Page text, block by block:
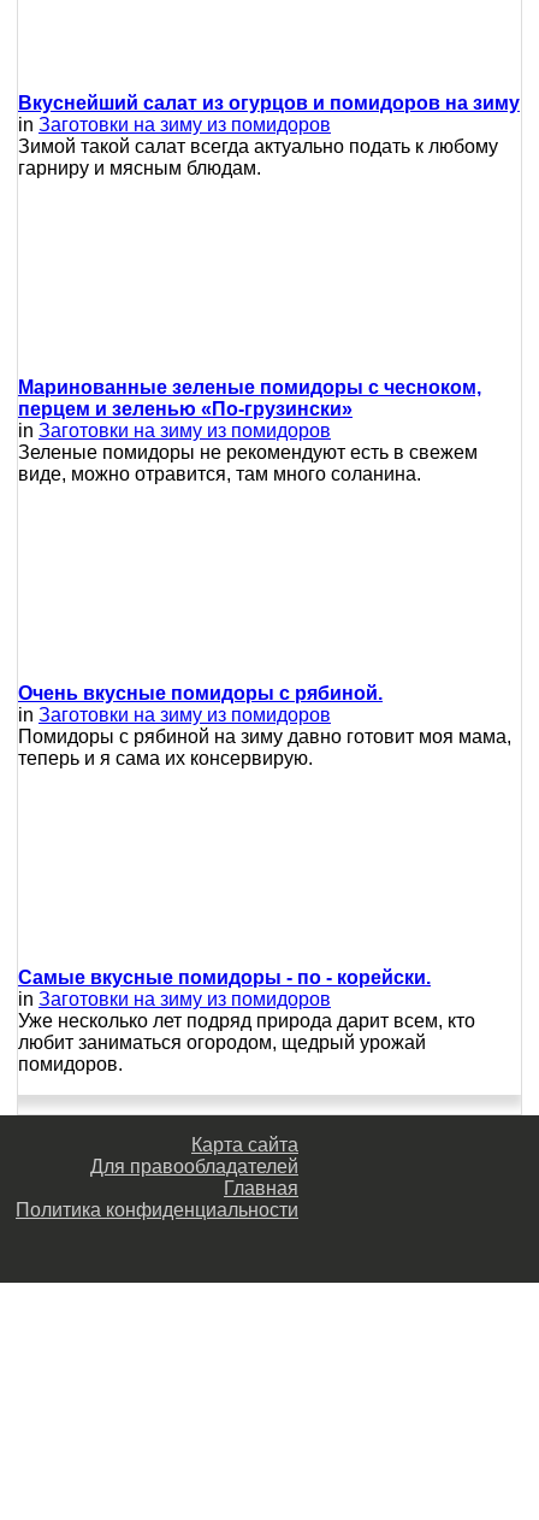
Вкуснейший салат из огурцов и помидоров на зиму
in Заготовки на зиму из помидоров
Зимой такой салат всегда актуально подать к любому
гарниру и мясным блюдам.
Маринованные зеленые помидоры с чесноком,
перцем и зеленью «По-грузински»
in Заготовки на зиму из помидоров
Зеленые помидоры не рекомендуют есть в свежем
виде, можно отравится, там много соланина.
Очень вкусные помидоры с рябиной.
in Заготовки на зиму из помидоров
Помидоры с рябиной на зиму давно готовит моя мама,
теперь и я сама их консервирую.
Самые вкусные помидоры - по - корейски.
in Заготовки на зиму из помидоров
Уже несколько лет подряд природа дарит всем, кто
любит заниматься огородом, щедрый урожай
помидоров.
Карта сайта
Для правообладателей
Главная
Политика конфиденциальности